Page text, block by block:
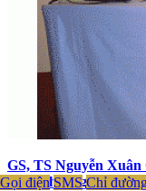
GS, TS Nguyễn Xuân
tọa tại hội nghị quốc
Gọi điện SMS Chỉ